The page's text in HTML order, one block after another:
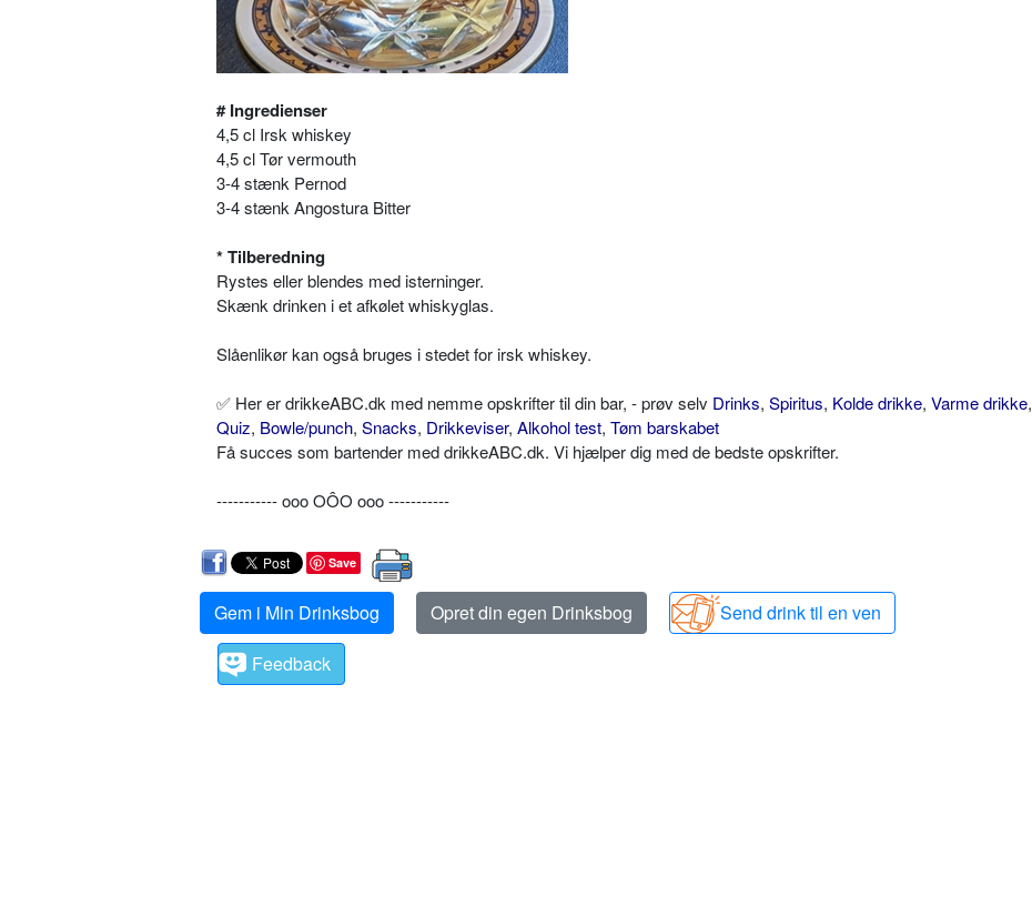
# Ingredienser
4,5 cl Irsk whiskey
4,5 cl Tør vermouth
3-4 stænk Pernod
3-4 stænk Angostura Bitter
* Tilberedning
Rystes eller blendes med isterninger.
Skænk drinken i et afkølet whiskyglas.
Slåenlikør kan også bruges i stedet for irsk whiskey.
✅ Her er drikkeABC.dk med nemme opskrifter til din bar, - prøv selv Drinks, Spiritus, Kolde drikke, Varme drikke,
Quiz, Bowle/punch, Snacks, Drikkeviser, Alkohol test, Tøm barskabet
Få succes som bartender med drikkeABC.dk. Vi hjælper dig med de bedste opskrifter.
----------- ooo OÔO ooo -----------
Save
Gem i Min Drinksbog Opret din egen Drinksbog
Send drink til en ven
Feedback